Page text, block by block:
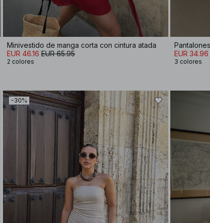
Minivestido de manga corta con cintura atada
EUR 46.16 EUR 65.95
2 colores
EUR 34.96
3 colores
-30%